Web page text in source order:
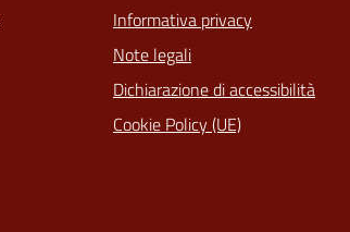
Informativa privacy
Note legali
Dichiarazione di accessibilità
Cookie Policy (UE)